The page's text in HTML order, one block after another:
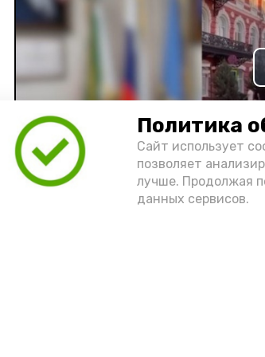
Политика
Сайт использует
позволяет
лучше. Продолжая
данных сервисов.